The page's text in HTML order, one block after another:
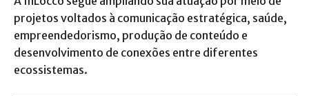
projetos voltados à comunicação estratégica, saúde,
empreendedorismo, produção de conteúdo e
desenvolvimento de conexões entre diferentes
ecossistemas.